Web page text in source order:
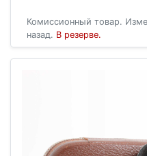
Комиссионный товар.
назад. В резерве.